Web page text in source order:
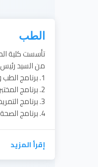
الطب
من السيد رئيس
1. برنامج الطب والجراحة
2. برنامج المختبرات الطبية
3. برنامج التمريض العالي
4. برنامج الصحة العامة
إقرأ المزيد